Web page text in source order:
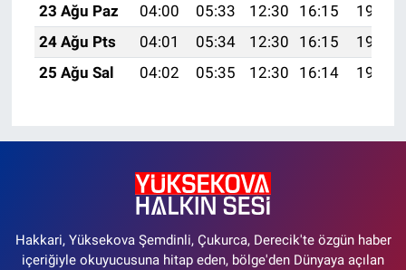
23 Ağu Paz
04:00 05:33 12:30 16:15
19:17
24 Ağu Pts
04:01 05:34 12:30 16:15
19:16
25 Ağu Sal
04:02 05:35 12:30 16:14 19:14
Hakkari, Yüksekova Şemdinli, Çukurca, Derecik'te özgün haber
içeriğiyle okuyucusuna hitap eden, bölge'den Dünyaya açılan